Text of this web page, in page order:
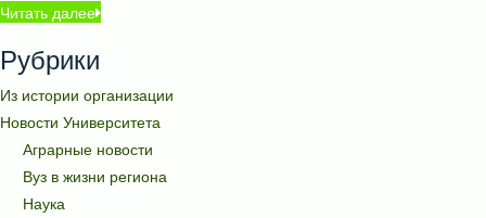
Читать далее
Рубрики
Из истории организации
Новости Университета
Аграрные новости
Вуз в жизни региона
Наука